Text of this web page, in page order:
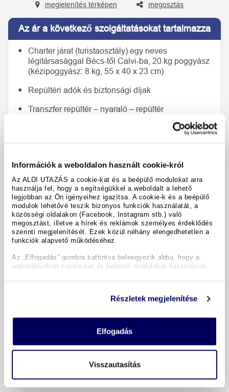
Információk a weboldalon használt cookie-król
Az ALDI UTAZÁS a cookie-kat és a beépülő modulokat arra
használja fel, hogy a segítségükkel a weboldalt a lehető
legjobban az Ön igényeihez igazítsa. A cookie-k és a beépülő
modulok lehetővé teszik bizonyos funkciók használatát, a
közösségi oldalakon (Facebook, Instagram stb.) való
megosztást, illetve a hírek és reklámok személyes érdeklődés
szerinti megjelenítését. Ezek közül néhány elengedhetetlen a
funkciók alapvető működéséhez.
Az „Elfogadás” gombra kattintva beleegyezik abba, hogy a
weboldalunkon cookie-kat és beépülő modulokat használjunk.
Részletek megjelenítése
Elfogadás
Visszautasítás
megjelenítés térképen
megosztás
Az ár a következő szolgáltatásokat tartalmazza
Charter járat (turistaosztály) egy neves
légitársasággal Bécs-től Calvi-ba, 20 kg poggyász
(kézipoggyász: 8 kg, 55 x 40 x 23 cm)
Repültéri adók és biztonsági díjak
Transzfer repültér – nyaraló – repültér
Kis mennyiségű élelmiszer-ellátmány
Időpontok és árak
A Merula ***sup. nyaraló
További információk
Repülési információk